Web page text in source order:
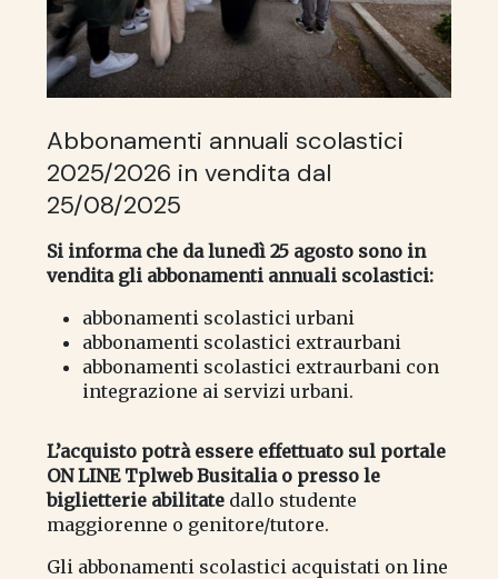
Abbonamenti annuali scolastici
2025/2026 in vendita dal
25/08/2025
Si informa che da lunedì 25 agosto sono in
vendita gli abbonamenti annuali scolastici:
abbonamenti scolastici urbani
abbonamenti scolastici extraurbani
abbonamenti scolastici extraurbani con
integrazione ai servizi urbani.
L’acquisto potrà essere effettuato sul portale
ON LINE Tplweb Busitalia o presso le
biglietterie abilitate dallo studente
maggiorenne o genitore/tutore.
Gli abbonamenti scolastici acquistati on line